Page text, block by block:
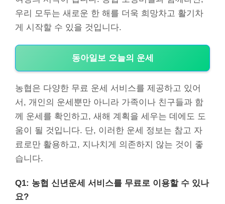
우리 모두는 새로운 한 해를 더욱 희망차고 활기차
게 시작할 수 있을 것입니다.
동아일보 오늘의 운세
농협은 다양한 무료 운세 서비스를 제공하고 있어
서, 개인의 운세뿐만 아니라 가족이나 친구들과 함
께 운세를 확인하고, 새해 계획을 세우는 데에도 도
움이 될 것입니다. 단, 이러한 운세 정보는 참고 자
료로만 활용하고, 지나치게 의존하지 않는 것이 좋
습니다.
Q1: 농협 신년운세 서비스를 무료로 이용할 수 있나
요?